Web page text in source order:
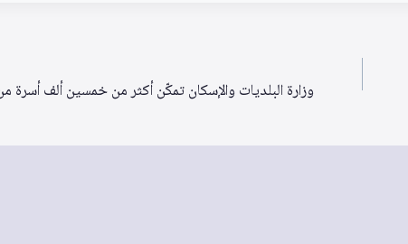
وزارة البلديات والإسكان تمكّن أكثر من خمسين ألف أسرة